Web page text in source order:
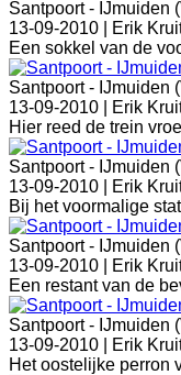
Santpoort - IJmuiden
13-09-2010 |
Erik
Een sokkel van de
Santpoort - IJmuiden
13-09-2010 |
Erik
Hier reed de trein
Santpoort - IJmuiden
13-09-2010 |
Erik
Bij het voormalige
Santpoort - IJmuiden
13-09-2010 |
Erik
Een restant van de
Santpoort - IJmuiden
13-09-2010 |
Erik
Het oostelijke perron